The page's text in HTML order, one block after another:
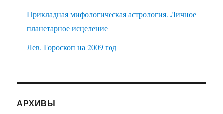
Прикладная мифологическая астрология. Личное
планетарное исцеление
Лев. Гороскоп на 2009 год
АРХИВЫ